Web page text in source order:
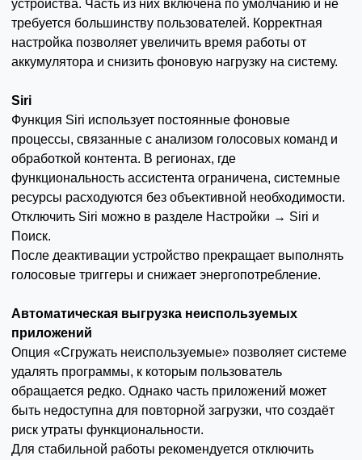
устройства. Часть из них включена по умолчанию и не
требуется большинству пользователей. Корректная
настройка позволяет увеличить время работы от
аккумулятора и снизить фоновую нагрузку на систему.
Siri
Функция Siri использует постоянные фоновые
процессы, связанные с анализом голосовых команд и
обработкой контента. В регионах, где
функциональность ассистента ограничена, системные
ресурсы расходуются без объективной необходимости.
Отключить Siri можно в разделе Настройки → Siri и
Поиск.
После деактивации устройство прекращает выполнять
голосовые триггеры и снижает энергопотребление.
Автоматическая выгрузка неиспользуемых
приложений
Опция «Сгружать неиспользуемые» позволяет системе
удалять программы, к которым пользователь
обращается редко. Однако часть приложений может
быть недоступна для повторной загрузки, что создаёт
риск утраты функциональности.
Для стабильной работы рекомендуется отключить